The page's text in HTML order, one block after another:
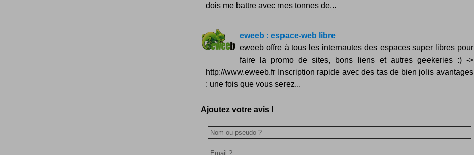
dois me battre avec mes tonnes de...
eweeb : espace-web libre
eweeb offre à tous les internautes des espaces super libres pour
faire la promo de sites, bons liens et autres geekeries :) ->
http://www.eweeb.fr Inscription rapide avec des tas de bien jolis avantages
: une fois que vous serez...
Ajoutez votre avis !